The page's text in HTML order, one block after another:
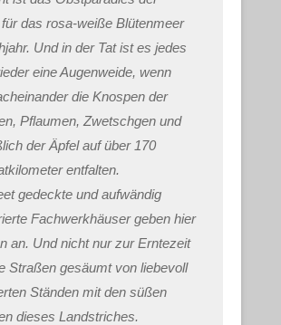
das rosa-weiße Blütenmeer
Und in der Tat ist es jedes
eine Augenweide, wenn
die Knospen der
Pflaumen, Zwetschgen und
der Äpfel auf über 170
entfalten.
gedeckte und aufwändig
Fachwerkhäuser geben hier
an. Und nicht nur zur Erntezeit
Straßen gesäumt von liebevoll
Ständen mit den süßen
dieses Landstriches.